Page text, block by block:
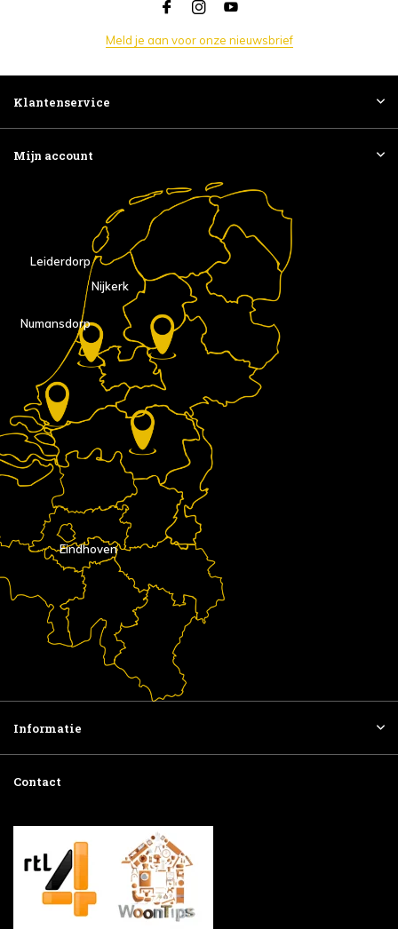
Meld je aan voor onze nieuwsbrief
Klantenservice
Mijn account
Eindhoven
Nijkerk
Numansdorp
Leiderdorp
Informatie
Contact